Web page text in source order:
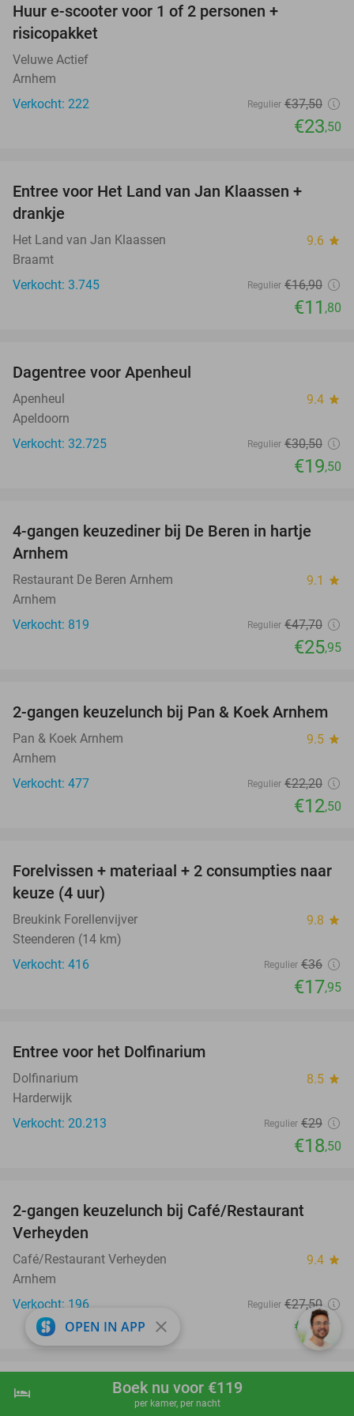
shopping_cart Boek nu
hotel Boek nu voor €119
per kamer, per nacht
Huur e-scooter voor 1 of 2 personen +
risicopakket
Veluwe Actief
Arnhem
Verkocht: 222
Regulier €37,50
€23,50
Entree voor Het Land van Jan Klaassen +
drankje
Het Land van Jan Klaassen 9.6 star
Braamt
Verkocht: 3.745
Regulier €16,90
€11 ,80
Dagentree voor Apenheul
Apenheul 9.4 star
Apeldoorn
Verkocht: 32.725
Regulier €30,50
€19,50
46%
4-gangen keuzediner bij De Beren in hartje
Arnhem
Restaurant De Beren Arnhem 9.1 star
Arnhem
Verkocht: 819
Regulier €47,70
€25,95
44%
2-gangen keuzelunch bij Pan & Koek Arnhem
Pan & Koek Arnhem 9.5 star
Arnhem
Verkocht: 477
Regulier €22,20
€12,50
50%
Forelvissen + materiaal + 2 consumpties naar
keuze (4 uur)
Breukink Forellenvijver 9.8 star
Steenderen (14 km)
Verkocht: 416
Regulier €36
€17,95
Entree voor het Dolfinarium
Dolfinarium 8.5 star
Harderwijk
Verkocht: 20.213
Regulier €29
€18,50
2-gangen keuzelunch bij Café/Restaurant
Verheyden
Café/Restaurant Verheyden 9.4 star
Arnhem
Verkocht: 196
Regulier €27,50
€14,95
favorite_border
Golfen (18 holes) bij Pitch&Putt Golf
OPEN IN APP close